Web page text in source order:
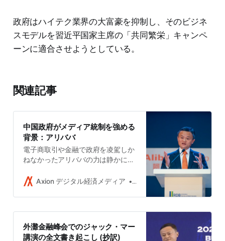
政府はハイテク業界の大富豪を抑制し、そのビジネ
スモデルを習近平国家主席の「共同繁栄」キャンペ
ーンに適合させようとしている。
関連記事
中国政府がメディア統制を強める
背景：アリババ
電子商取引や金融で政府を凌駕しか
ねなかったアリババの力は静かにメ
した習近平政権は、アリババとジャ
摘もうとしている。
Axion デジタル経済メディア 吉田拓史
外灘金融峰会でのジャック・マー
講演の全文書き起こし (抄訳)